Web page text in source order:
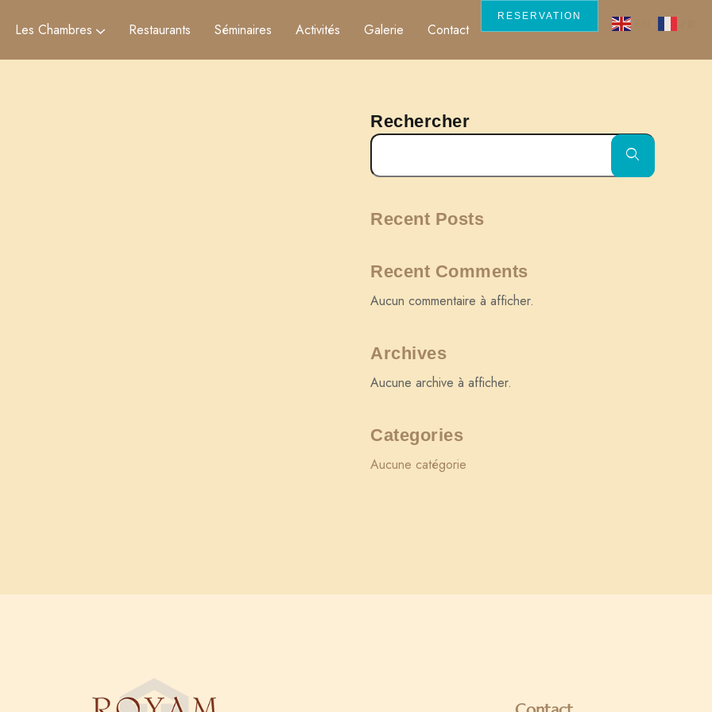
Les Chambres Restaurants Séminaires Activités Galerie Contact
RESERVATION
Rechercher
Recent Posts
Recent Comments
Aucun commentaire à afficher.
Archives
Aucune archive à afficher.
Categories
Aucune catégorie